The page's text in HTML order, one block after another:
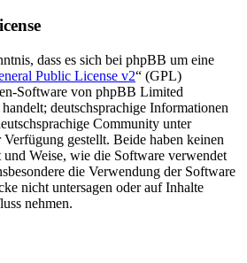
dass es sich bei phpBB um eine
Public License v2“ (GPL)
Software von phpBB Limited
deutschsprachige Informationen
Community unter
gestellt. Beide haben keinen
Weise, wie die Software verwendet
die Verwendung der Software
nicht untersagen oder auf Inhalte
nehmen.